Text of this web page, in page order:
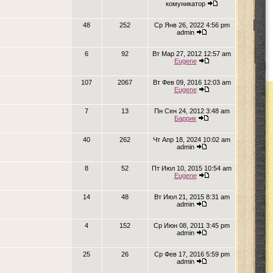
комуникатор
48 252
Ср Янв 26, 2022 4:56 pm
admin
6 92
Вт Мар 27, 2012 12:57 am
Eugene
107 2067
Вт Фев 09, 2016 12:03 am
Eugene
7 13
Пн Сен 24, 2012 3:48 am
Баррик
40 262
Чт Апр 18, 2024 10:02 am
admin
8 52
Пт Июл 10, 2015 10:54 am
Eugene
14 48
Вт Июл 21, 2015 8:31 am
admin
4 152
Ср Июн 08, 2011 3:45 pm
admin
25 26
Ср Фев 17, 2016 5:59 pm
admin